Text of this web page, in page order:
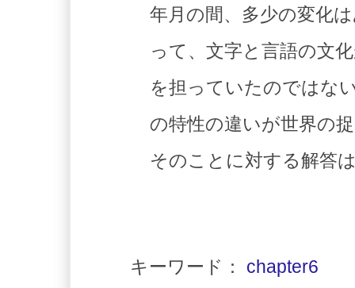
年月の間、多少の変化
って、文字と言語の文
を担っていたのではな
の特性の違いが世界の
そのことに対する解答
キーワード： chapter6